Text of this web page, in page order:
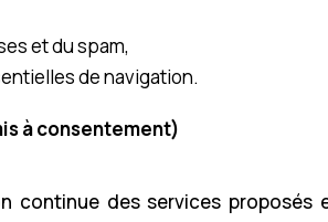
et du spam,
de navigation.
à consentement)
continue des services